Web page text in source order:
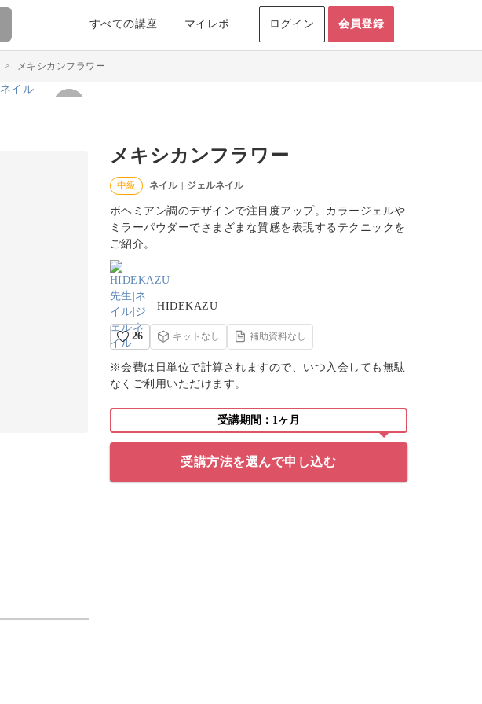
すべての講座 マイレポ ログイン 会員登録
> メキシカンフラワー
メキシカンフラワー
中級 ネイル | ジェルネイル
ボヘミアン調のデザインで注目度アップ。カラージェルや
ミラーパウダーでさまざまな質感を表現するテクニックを
ご紹介。
HIDEKAZU
26 キットなし 補助資料なし
※会費は日単位で計算されますので、いつ入会しても無駄
なくご利用いただけます。
受講期間：1ヶ月
受講方法を選んで申し込む